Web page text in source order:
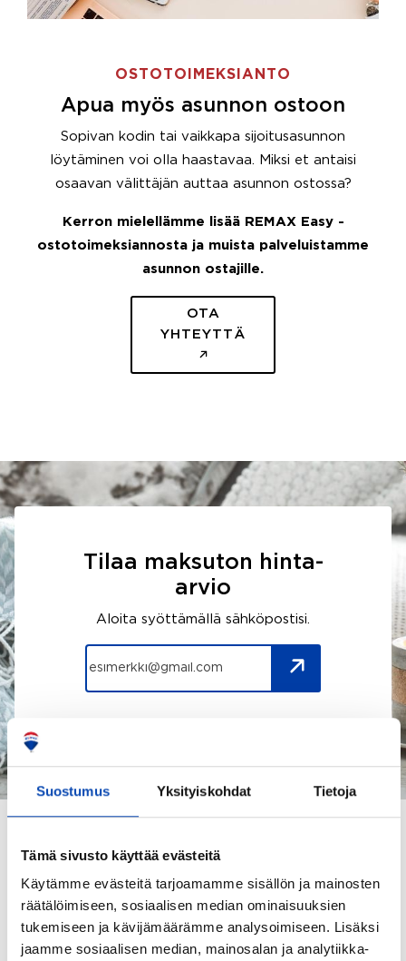
Suostumus Yksityiskohdat Tietoja
Tämä sivusto käyttää evästeitä
Käytämme evästeitä tarjoamamme sisällön ja mainosten
räätälöimiseen, sosiaalisen median ominaisuuksien
tukemiseen ja kävijämäärämme analysoimiseen. Lisäksi
jaamme sosiaalisen median, mainosalan ja analytiikka-
OSTOTOIMEKSIANTO
Apua myös asunnon ostoon
Sopivan kodin tai vaikkapa sijoitusasunnon
löytäminen voi olla haastavaa. Miksi et antaisi
osaavan välittäjän auttaa asunnon ostossa?
Kerron mielellämme lisää REMAX Easy -
ostotoimeksiannosta ja muista palveluistamme
asunnon ostajille.
OTA
YHTEYTTÄ
Tilaa maksuton hinta-
arvio
Aloita syöttämällä sähköpostisi.
TÄLLÄ HETKELLÄ